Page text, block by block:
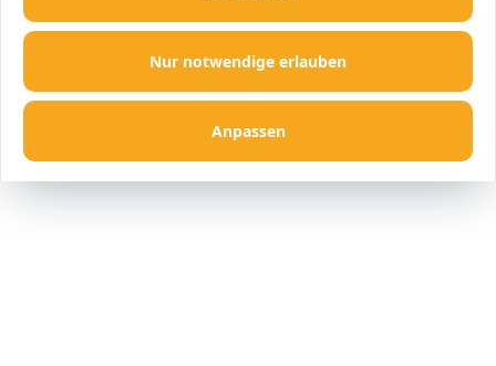
Nur notwendige erlauben
Anpassen